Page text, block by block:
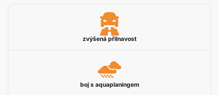
zvýšená přilnavost
boj s aquaplaningem